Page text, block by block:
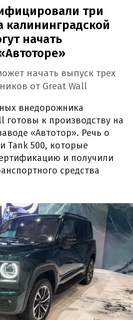
три
калининградской
начать
начать выпуск трех
от Great Wall
внедорожника
готовы к производству на
«Автотор». Речь о
Tank 500, которые
и получили
средства